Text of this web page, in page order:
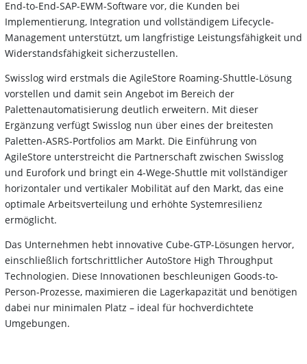
End-to-End-SAP-EWM-Software vor, die Kunden bei
Implementierung, Integration und vollständigem Lifecycle-
Management unterstützt, um langfristige Leistungsfähigkeit und
Widerstandsfähigkeit sicherzustellen.
Swisslog wird erstmals die AgileStore Roaming-Shuttle-Lösung
vorstellen und damit sein Angebot im Bereich der
Palettenautomatisierung deutlich erweitern. Mit dieser
Ergänzung verfügt Swisslog nun über eines der breitesten
Paletten-ASRS-Portfolios am Markt. Die Einführung von
AgileStore unterstreicht die Partnerschaft zwischen Swisslog
und Eurofork und bringt ein 4-Wege-Shuttle mit vollständiger
horizontaler und vertikaler Mobilität auf den Markt, das eine
optimale Arbeitsverteilung und erhöhte Systemresilienz
ermöglicht.
Das Unternehmen hebt innovative Cube-GTP-Lösungen hervor,
einschließlich fortschrittlicher AutoStore High Throughput
Technologien. Diese Innovationen beschleunigen Goods-to-
Person-Prozesse, maximieren die Lagerkapazität und benötigen
dabei nur minimalen Platz – ideal für hochverdichtete
Umgebungen.